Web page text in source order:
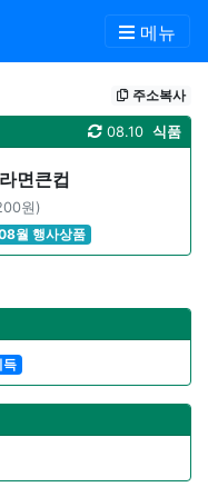
메뉴
주소복사
식품
08.10
면큰컵
원)
월 행사상품
득